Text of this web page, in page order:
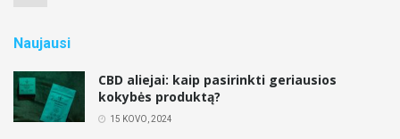
Naujausi
CBD aliejai: kaip pasirinkti geriausios
kokybės produktą?
15 KOVO, 2024